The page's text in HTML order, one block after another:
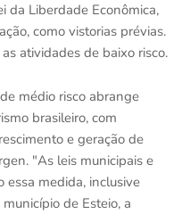
da Liberdade Econômica,
como vistorias prévias.
atividades de baixo risco.
médio risco abrange
brasileiro, com
e geração de
"As leis municipais e
essa medida, inclusive
de Esteio, a